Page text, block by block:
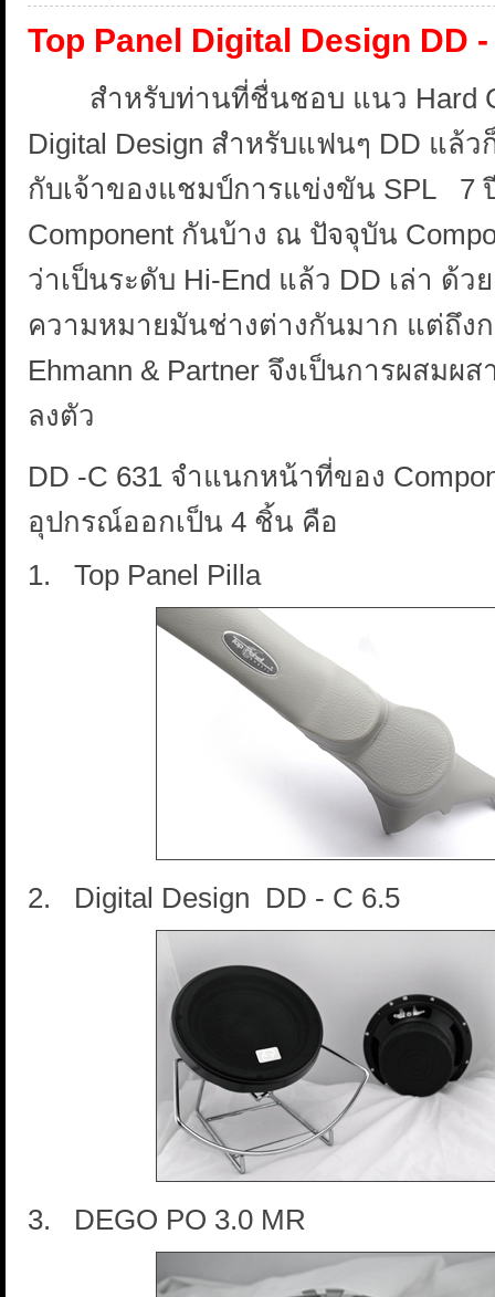
Top Panel Digital Design DD
สำหรับท่านที่ชื่นชอบ แนว Hard
Digital Design สำหรับแฟนๆ DD แล้
กับเจ้าของแชมป์การแข่งขัน SPL 7
Component กันบ้าง ณ ปัจจุบัน
ว่าเป็นระดับ Hi-End แล้ว DD เล่า ด้
ความหมายมันช่างต่างกันมาก แต่ถึง
Ehmann & Partner จึงเป็นการผสมผ
ลงตัว
DD -C 631 จำแนกหน้าที่ของ
อุปกรณ์ออกเป็น 4 ชิ้น คือ
1. Top Panel Pilla
2. Digital Design DD - C 6.5
3. DEGO PO 3.0 MR